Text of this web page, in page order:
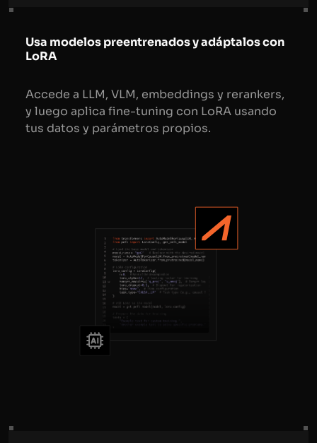
Usa modelos preentrenados y adáptalos con
LoRA
Accede a LLM, VLM, embeddings y rerankers,
y luego aplica fine-tuning con LoRA usando
tus datos y parámetros propios.